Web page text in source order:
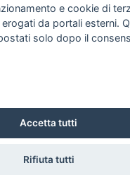
2020
legali
abiertos
e cookie di
da portali esterni.
solo dopo il
Accetta tutti
Rifiuta tutti